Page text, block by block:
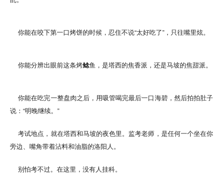
你能在咬下第一口烤饼的时候，忍住不说“太好吃了”，只往嘴里炫。
你能分辨出眼前这条烤鲶鱼，是塔西的焦香派，还是马坡的焦甜派。
你能在吃完一整盘肉之后，用吸管喝完最后一口海碧，然后拍拍肚子
说：“明晚继续。”
考试地点，就在塔西和马坡的夜色里。监考老师，是任何一个坐在你
旁边、嘴角带着沾料和油脂的洛阳人。
别怕考不过。在这里，没有人挂科。